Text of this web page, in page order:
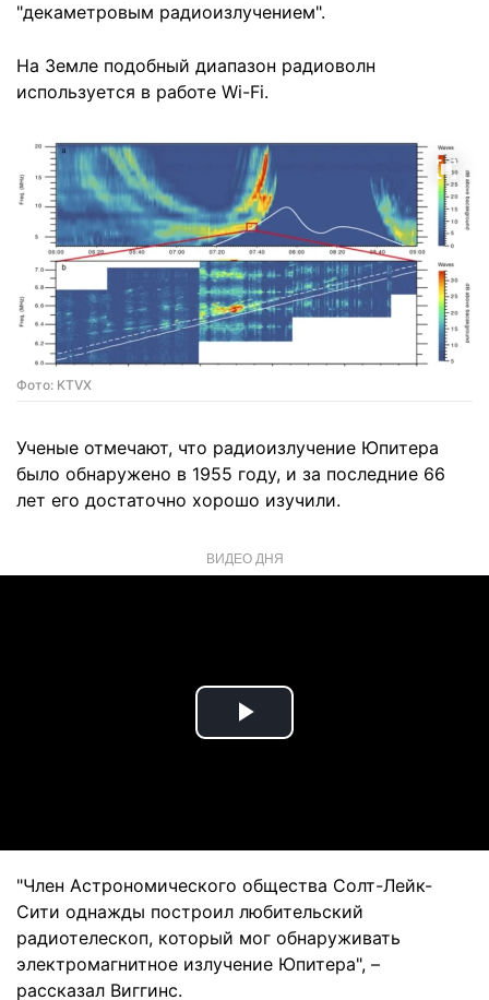
"декаметровым радиоизлучением".
На Земле подобный диапазон радиоволн
используется в работе Wi-Fi.
Фото: KTVX
Ученые отмечают, что радиоизлучение Юпитера
было обнаружено в 1955 году, и за последние 66
лет его достаточно хорошо изучили.
ВИДЕО ДНЯ
Play
"Член Астрономического общества Солт-Лейк-
Сити однажды построил любительский
радиотелескоп, который мог обнаруживать
электромагнитное излучение Юпитера", –
рассказал Виггинс.